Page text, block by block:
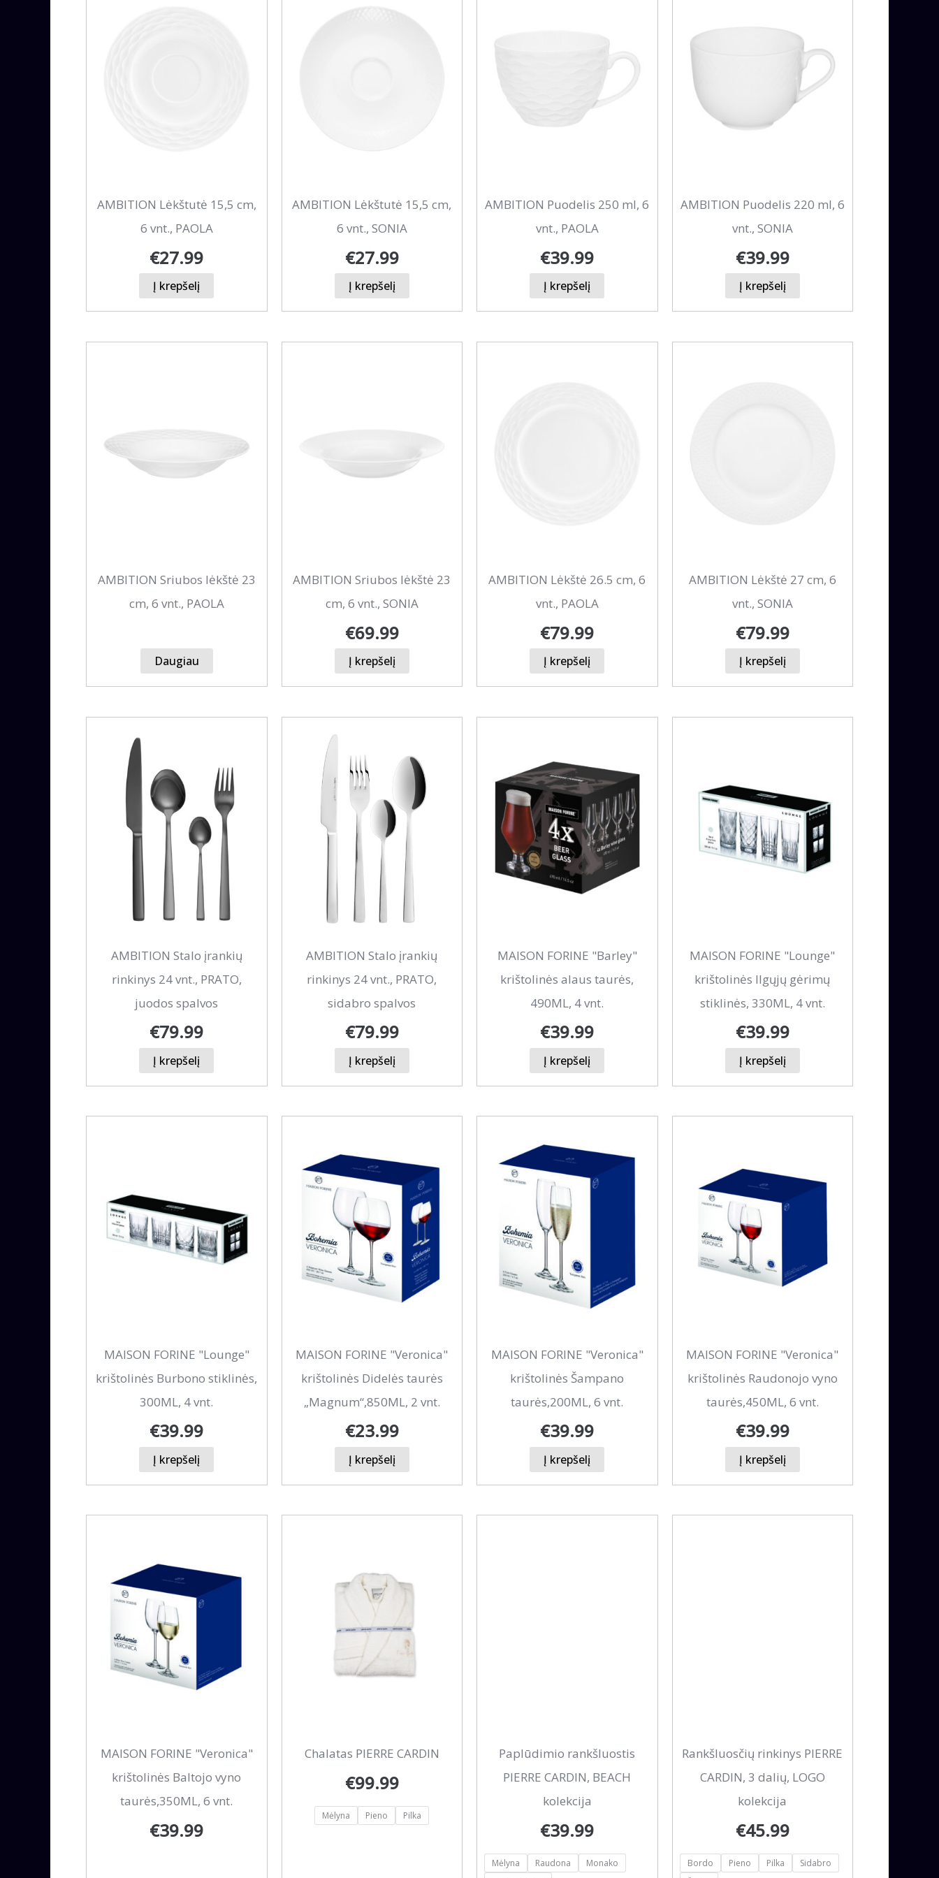
AMBITION Lėkštutė 15,5 cm,
6 vnt., PAOLA
€27.99
Į krepšelį
AMBITION Lėkštutė 15,5 cm,
6 vnt., SONIA
€27.99
Į krepšelį
AMBITION Puodelis 250 ml, 6
vnt., PAOLA
€39.99
Į krepšelį
AMBITION Puodelis 220 ml, 6
vnt., SONIA
€39.99
Į krepšelį
AMBITION Sriubos lėkštė 23
cm, 6 vnt., PAOLA
Daugiau
AMBITION Sriubos lėkštė 23
cm, 6 vnt., SONIA
€69.99
Į krepšelį
AMBITION Lėkštė 26.5 cm, 6
vnt., PAOLA
€79.99
Į krepšelį
AMBITION Lėkštė 27 cm, 6
vnt., SONIA
€79.99
Į krepšelį
AMBITION Stalo įrankių
rinkinys 24 vnt., PRATO,
juodos spalvos
€79.99
Į krepšelį
AMBITION Stalo įrankių
rinkinys 24 vnt., PRATO,
sidabro spalvos
€79.99
Į krepšelį
MAISON FORINE "Barley"
krištolinės alaus taurės,
490ML, 4 vnt.
€39.99
Į krepšelį
MAISON FORINE "Lounge"
krištolinės Ilgųjų gėrimų
stiklinės, 330ML, 4 vnt.
€39.99
Į krepšelį
MAISON FORINE "Lounge"
krištolinės Burbono stiklinės,
300ML, 4 vnt.
€39.99
Į krepšelį
MAISON FORINE "Veronica"
krištolinės Didelės taurės
„Magnum“,850ML, 2 vnt.
€23.99
Į krepšelį
MAISON FORINE "Veronica"
krištolinės Šampano
taurės,200ML, 6 vnt.
€39.99
Į krepšelį
MAISON FORINE "Veronica"
krištolinės Raudonojo vyno
taurės,450ML, 6 vnt.
€39.99
Į krepšelį
MAISON FORINE "Veronica"
krištolinės Baltojo vyno
taurės,350ML, 6 vnt.
€39.99
Chalatas PIERRE CARDIN
€99.99
Mėlyna Pieno Pilka
This
multiple
Paplūdimio rankšluostis
PIERRE CARDIN, BEACH
kolekcija
€39.99
Mėlyna Raudona
Monako
This
product
The
Rankšluosčių rinkinys PIERRE
CARDIN, 3 dalių, LOGO
kolekcija
€45.99
Bordo Pieno Pilka
Sidabro
This
product
The